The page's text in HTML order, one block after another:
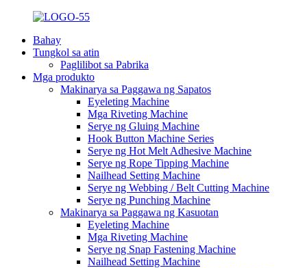
Bahay
Tungkol sa atin
Paglilibot sa Pabrika
Mga produkto
Makinarya sa Paggawa ng Sapatos
Eyeleting Machine
Mga Riveting Machine
Serye ng Gluing Machine
Hook Button Machine Series
Serye ng Hot Melt Adhesive Machine
Serye ng Rope Tipping Machine
Nailhead Setting Machine
Serye ng Webbing / Belt Cutting Machine
Serye ng Punching Machine
Makinarya sa Paggawa ng Kasuotan
Eyeleting Machine
Mga Riveting Machine
Serye ng Snap Fastening Machine
Nailhead Setting Machine